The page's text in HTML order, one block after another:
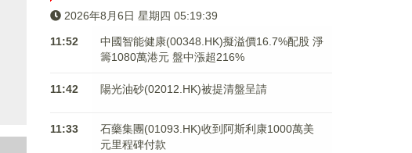
2026年8月6日 星期四 05:19:40
11:52
中國智能健康(00348.HK)擬溢價16.7%配股 淨
籌1080萬港元 ​​​​​​​盤中漲超216%
11:42 陽光油砂(02012.HK)被提清盤呈請
11:33
石藥集團(01093.HK)收到阿斯利康1000萬美
元里程碑付款